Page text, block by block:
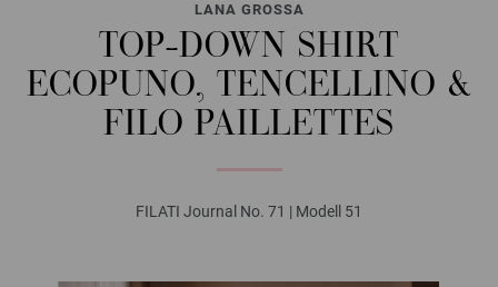
LANA GROSSA
TOP-DOWN SHIRT
ECOPUNO, TENCELLINO &
FILO PAILLETTES
FILATI Journal No. 71 | Modell 51